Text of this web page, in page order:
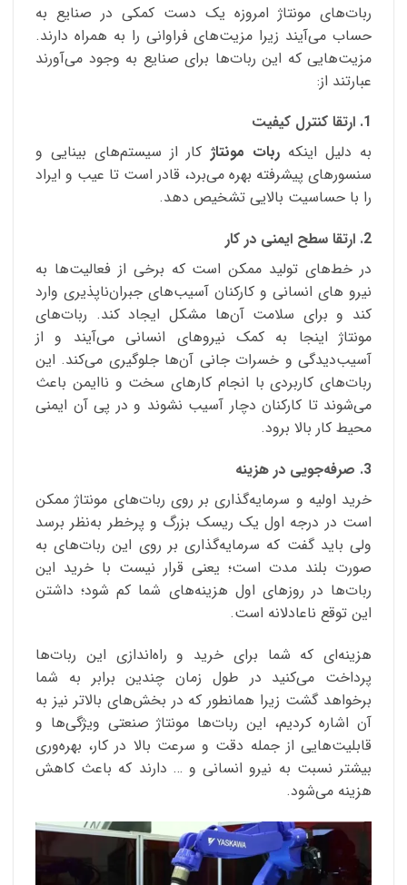
ربات‌‌های مونتاژ امروزه یک دست کمکی در صنایع به
حساب می‌آیند زیرا مزیت‌های فراوانی را به همراه دارند.
مزیت‌هایی که این ربات‌ها برای صنایع به وجود می‌آورند
عبارتند از:
1. ارتقا کنترل کیفیت
به دلیل اینکهربات مونتاژ کار از سیستم‌های بینایی و
سنسورهای پیشرفته بهره‌ می‌برد، قادر است تا عیب و ایراد
را با حساسیت بالایی تشخیص دهد.
2. ارتقا سطح ایمنی در کار
در خط‌های تولید ممکن است که برخی از فعالیت‌ها به
نیرو های انسانی و کارکنان آسیب‌های جبران‌ناپذیری وارد
کند و برای سلامت آن‌ها مشکل ایجاد کند. ربات‌های
مونتاژ اینجا به کمک نیروهای انسانی می‌آیند و از
آسیب‌دیدگی و خسرات جانی آن‌ها جلوگیری می‌کند. این
ربات‌های کاربردی با انجام کارهای سخت و ناایمن باعث
می‌شوند تا کارکنان دچار آسیب نشوند و در پی آن ایمنی
محیط کار بالا برود.
3. صرفه‌جویی در هزینه‌
خرید اولیه و سرمایه‌گذاری بر روی ربات‌های مونتاژ ممکن
است در درجه اول یک ریسک بزرگ و پرخطر به‌نظر برسد
ولی باید گفت که سرمایه‌گذاری بر روی این ربات‌های به
صورت بلند مدت است؛ یعنی قرار نیست با خرید این
ربات‌‌ها در روزهای اول هزینه‌های شما کم شود؛ داشتن
این توقع ناعادلانه است.
هزینه‌ای که شما برای خرید و راه‌اندازی این ربات‌ها
پرداخت می‌کنید در طول زمان چندین برابر به شما
برخواهد گشت زیرا همانطور که در بخش‌های بالاتر نیز به
آن اشاره کردیم، این ربات‌ها مونتاژ صنعتی ویژگی‌ها و
قابلیت‌هایی از جمله دقت و سرعت بالا در کار، بهره‌وری
بیشتر نسبت به نیرو انسانی و … دارند که باعث کاهش
هزینه می‌شود.